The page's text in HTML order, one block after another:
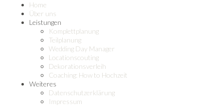
Home
Über uns
Leistungen
Komplettplanung
Teilplanung
Wedding Day Manager
Locationscouting
Dekorationsverleih
Coaching: How to Hochzeit
Weiteres
Datenschutzerklärung
Impressum